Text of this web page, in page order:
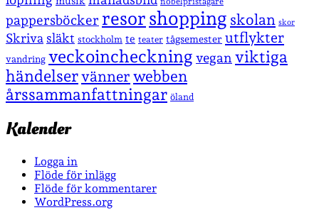
pappersböcker resor shopping skolan skor
Skriva släkt stockholm te teater tågsemester utflykter
vandring veckoincheckning vegan viktiga
händelservänner webben
årssammanfattningar öland
Kalender
Logga in
Flöde för inlägg
Flöde för kommentarer
WordPress.org